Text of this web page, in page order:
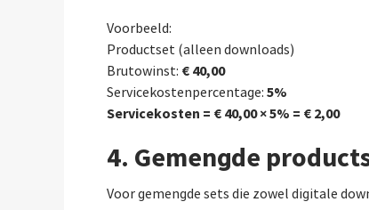
Voorbeeld:
Productset (alleen downloads)
Brutowinst: € 40,00
Servicekostenpercentage: 5%
Servicekosten = € 40,00 × 5% = € 2,00
4. Gemengde
Voor gemengde sets die zowel digitale